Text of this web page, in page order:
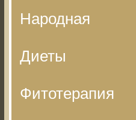
Народная
Диеты
Фитотерапия